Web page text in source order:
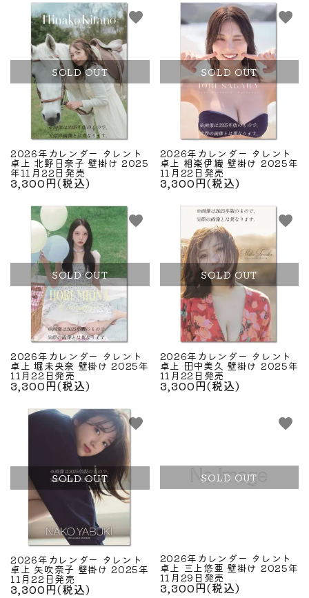
SOLD OUT
2026年カレンダー タレント
卓上 北野日奈子 壁掛け 2025
年11月22日発売
3,300円(税込)
favorite
SOLD OUT
2026年カレンダー タレント
卓上 相楽伊織 壁掛け 2025年
11月22日発売
3,300円(税込)
favorite
SOLD OUT
2026年カレンダー タレント
卓上 堀未央奈 壁掛け 2025年
11月22日発売
3,300円(税込)
favorite
SOLD OUT
2026年カレンダー タレント
卓上 田中美久 壁掛け 2025年
11月22日発売
3,300円(税込)
favorite
SOLD OUT
2026年カレンダー タレント
卓上 矢吹奈子 壁掛け 2025年
11月22日発売
3,300円(税込)
favorite
SOLD OUT
2026年カレンダー タレント
卓上 三上悠亜 壁掛け 2025年
11月29日発売
3,300円(税込)
favorite